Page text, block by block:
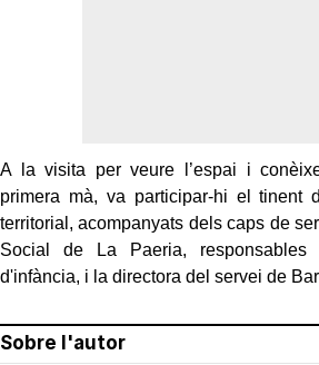
A la visita per veure l’espai i
primera mà, va participar-hi el tinent
territorial, acompanyats dels caps de
Social de La Paeria, responsables
d'infància, i la directora del servei de
Sobre l'autor